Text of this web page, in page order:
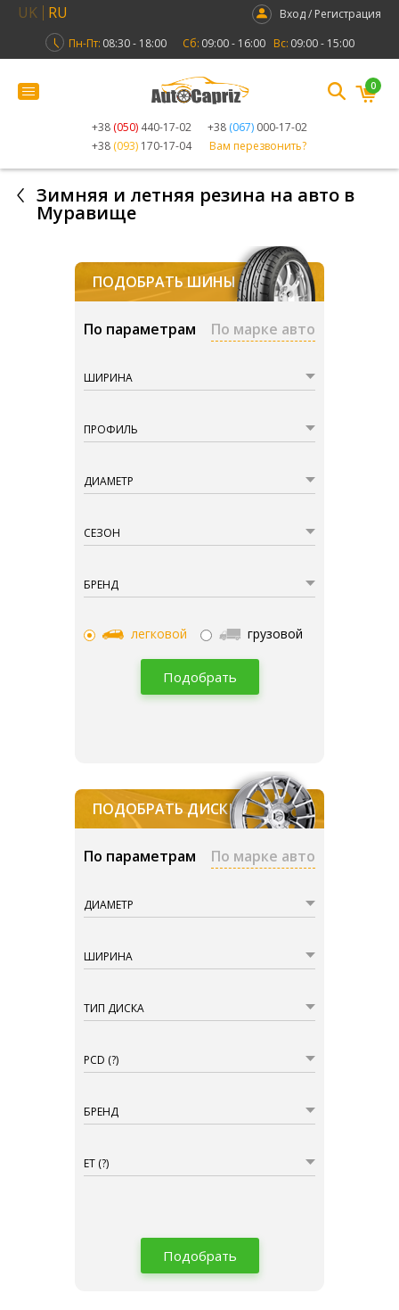
UK RU
Вход / Регистрация
Пн-Пт: 08:30 - 18:00 Сб: 09:00 - 16:00 Вс: 09:00 - 15:00
+38 (050) 440-17-02 +38 (067) 000-17-02
+38 (093) 170-17-04 Вам перезвонить?
0
Зимняя и летняя резина на авто в
Муравище
ПОДОБРАТЬ ШИНЫ
По параметрам По марке авто
ШИРИНА
ПРОФИЛЬ
ДИАМЕТР
СЕЗОН
БРЕНД
легковой грузовой
Подобрать
ПОДОБРАТЬ ДИСКИ
По параметрам По марке авто
ДИАМЕТР
ШИРИНА
ТИП ДИСКА
PCD (?)
БРЕНД
ET (?)
Подобрать